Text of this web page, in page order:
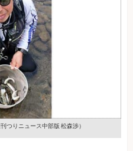
刊つりニュース中部版 松森渉）